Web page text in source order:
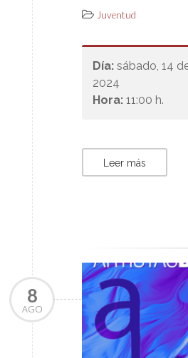
Juventud
Día: sábado, 14
2024
Hora: 11:00 h.
Leer más
8
AGO